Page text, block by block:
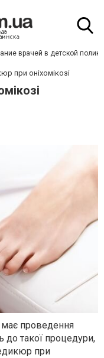
врачей в детской
при оніхомікозі
має проведення
такої процедури,
при